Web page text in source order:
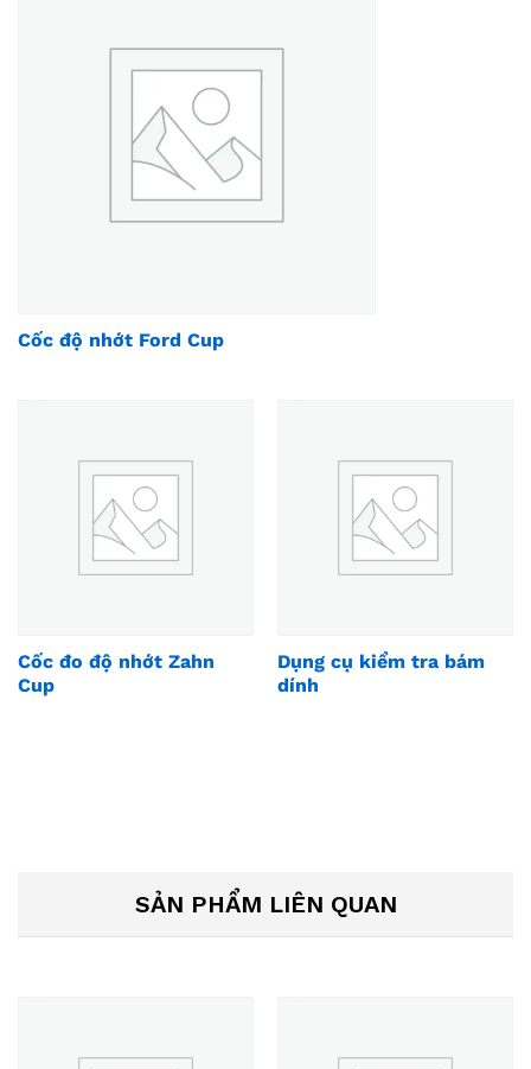
Cốc độ nhớt Ford Cup
Cốc đo độ nhớt Zahn
Cup
Dụng cụ kiểm tra bám
dính
SẢN PHẨM LIÊN QUAN